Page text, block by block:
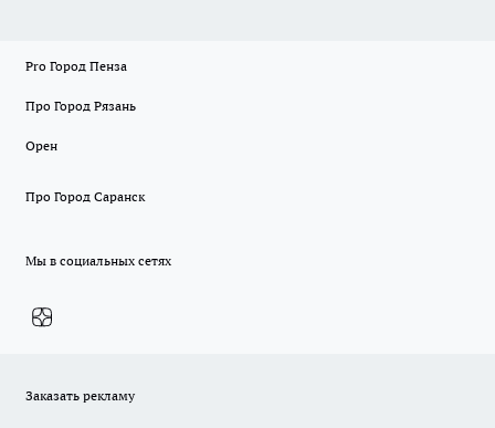
Pro Город Пенза
Про Город Рязань
Орен
Про Город Саранск
Мы в социальных сетях
Заказать рекламу